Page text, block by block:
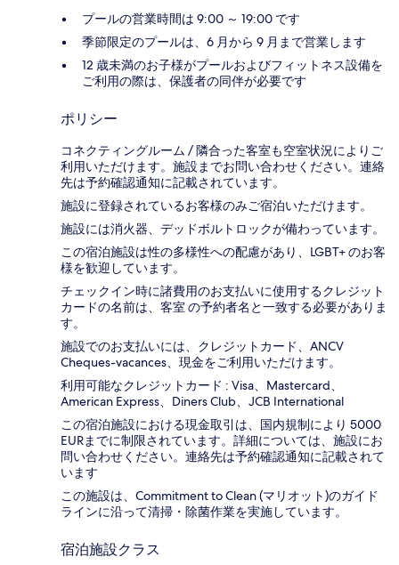
プールの営業時間は 9:00 ～ 19:00 です
季節限定のプールは、6 月から 9 月まで営業します
12 歳未満のお子様がプールおよびフィットネス設備を
ご利用の際は、保護者の同伴が必要です
ポリシー
コネクティングルーム / 隣合った客室も空室状況によりご
利用いただけます。施設までお問い合わせください。連絡
先は予約確認通知に記載されています。
施設に登録されているお客様のみご宿泊いただけます。
施設には消火器、デッドボルトロックが備わっています。
この宿泊施設は性の多様性への配慮があり、LGBT+ のお客
様を歓迎しています。
チェックイン時に諸費用のお支払いに使用するクレジット
カードの名前は、客室 の予約者名と一致する必要がありま
す。
施設でのお支払いには、クレジットカード、ANCV
Cheques-vacances、現金をご利用いただけます。
利用可能なクレジットカード : Visa、Mastercard、
American Express、Diners Club、JCB International
この宿泊施設における現金取引は、国内規制により 5000
EURまでに制限されています。詳細については、施設にお
問い合わせください。連絡先は予約確認通知に記載されて
います
この施設は、Commitment to Clean (マリオット)のガイド
ラインに沿って清掃・除菌作業を実施しています。
宿泊施設クラス